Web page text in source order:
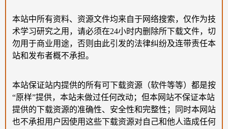
本站中所有资料、资源文件均来自于网络搜索，仅作为技
术学习研究之用，请必须在24小时内删除所下载文件，切
勿用于商业用途，否则由此引发的法律纠纷及连带责任本
站和发布者概不承担。
本站保证站内提供的所有可下载资源（软件等等）都是按
“原样”提供，本站未做过任何改动；但本网站不保证本站
提供的下载资源的准确性、安全性和完整性；同时本网站
也不承担用户因使用这些下载资源对自己和他人造成任何